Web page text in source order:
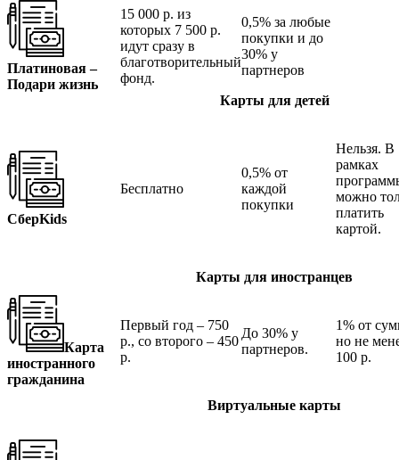
Платиновая –
Подари жизнь
15 000 р. из
которых 7 500 р.
идут сразу в
благотворительный
фонд.
0,5% за любые
покупки и до
30% у
партнеров
Карты для детей
СберKids
Бесплатно
0,5% от
каждой
покупки
Нельзя. В
рамках
можно
платить
картой.
Карты для иностранцев
Карта
иностранного
гражданина
Первый год – 750
р., со второго – 450
р.
До 30% у
партнеров.
1% от
но не
100 р.
Виртуальные карты